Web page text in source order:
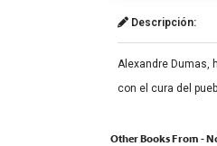
Descripción:
Alexandre Dumas,
con el cura del
Other Books From -